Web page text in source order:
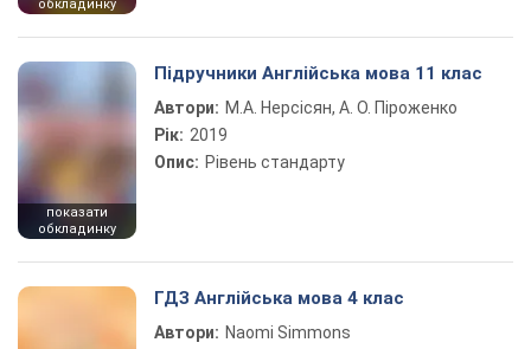
обкладинку
показати
обкладинку
Підручники Англійська мова 11 клас
Автори: М.А. Нерсісян, А. О. Піроженко
Рік: 2019
Опис: Рівень стандарту
ГДЗ Англійська мова 4 клас
Автори: Naomi Simmons